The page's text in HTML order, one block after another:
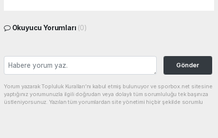
Okuyucu Yorumları (0)
Gönder
Yorum yazarak Topluluk Kuralları’nı kabul etmiş bulunuyor ve sporbox.net sitesine
yaptığınız yorumunuzla ilgili doğrudan veya dolaylı tüm sorumluluğu tek başınıza
üstleniyorsunuz. Yazılan tüm yorumlardan site yönetimi hiçbir şekilde sorumlu